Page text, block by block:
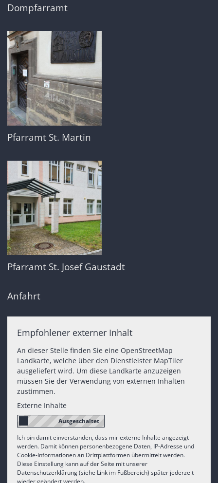
Dompfarramt
Pfarramt St. Martin
Pfarramt St. Josef Gaustadt
Anfahrt
Empfohlener externer Inhalt
An dieser Stelle finden Sie eine OpenStreetMap
Landkarte, welche über den Dienstleister MapTiler
ausgeliefert wird. Um diese Landkarte anzuzeigen
müssen Sie der Verwendung von externen Inhalten
zustimmen.
Externe Inhalte
Ich bin damit einverstanden, dass mir externe Inhalte angezeigt
werden. Damit können personenbezogene Daten, IP-Adresse und
Cookie-Informationen an Drittplattformen übermittelt werden.
Diese Einstellung kann auf der Seite mit unserer
Datenschutzerklärung (siehe Link im Fußbereich) später jederzeit
wieder geändert werden.